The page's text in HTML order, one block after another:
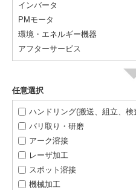
インバータ
PMモータ
環境・エネルギー機器
アフターサービス
任意選択
ハンドリング(搬送、組立、検
バリ取り・研磨
アーク溶接
レーザ加工
スポット溶接
機械加工